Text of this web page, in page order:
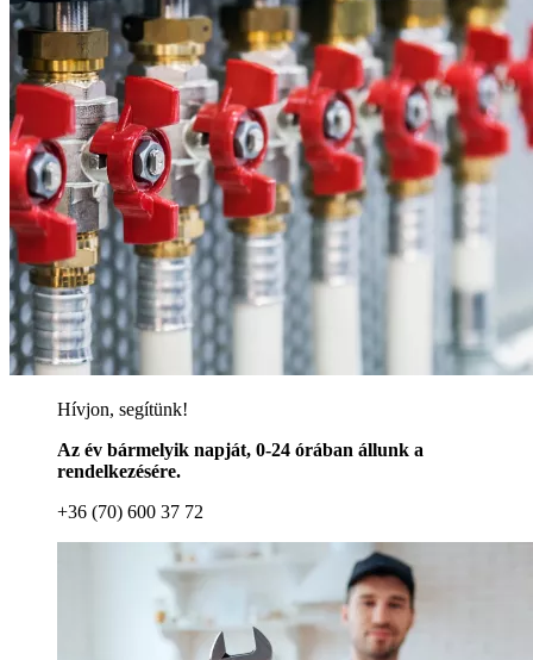
Hívjon, segítünk!
Az év bármelyik napját, 0-24 órában állunk a
rendelkezésére.
+36 (70) 600 37 72